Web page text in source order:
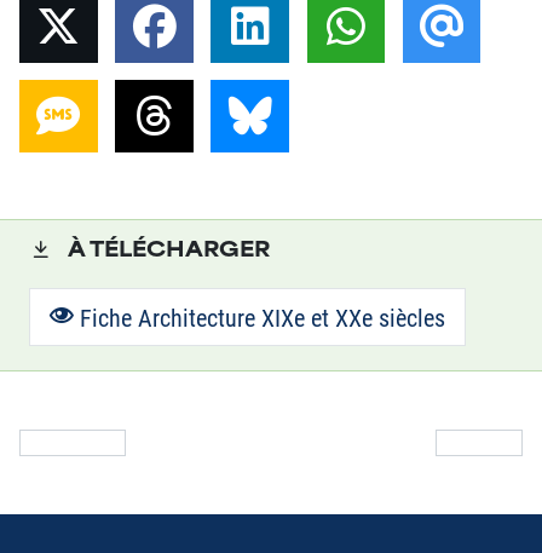
À TÉLÉCHARGER
Fiche Architecture XIXe et XXe siècles